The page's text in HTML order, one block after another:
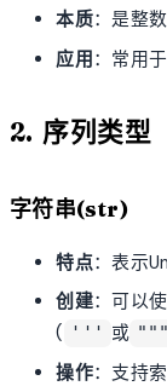
本质：是整
应用：常用
2. 序列类型
字符串(str)
特点：表示
创建：可以
( ''' 或 """
操作：支持